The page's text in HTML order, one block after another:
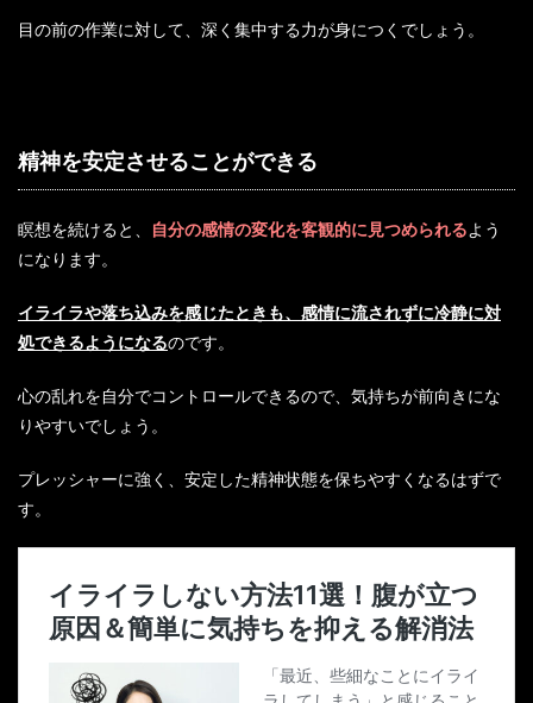
目の前の作業に対して、深く集中する力が身につくでしょう。
精神を安定させることができる
瞑想を続けると、 自分の感情の変化を客観的に見つめられるよう
になります。
イライラや落ち込みを感じたときも、感情に流されずに冷静に対
処できるようになるのです。
心の乱れを自分でコントロールできるので、気持ちが前向きにな
りやすいでしょう。
プレッシャーに強く、安定した精神状態を保ちやすくなるはずで
す。